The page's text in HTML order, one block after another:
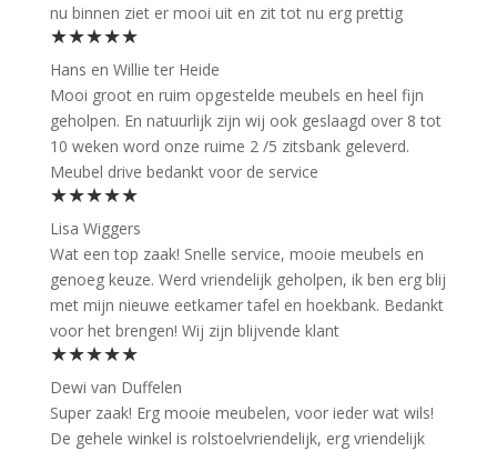
nu binnen ziet er mooi uit en zit tot nu erg prettig
★★★★★
Hans en Willie ter Heide
Mooi groot en ruim opgestelde meubels en heel fijn
geholpen. En natuurlijk zijn wij ook geslaagd over 8 tot
10 weken word onze ruime 2 /5 zitsbank geleverd.
Meubel drive bedankt voor de service
★★★★★
Lisa Wiggers
Wat een top zaak! Snelle service, mooie meubels en
genoeg keuze. Werd vriendelijk geholpen, ik ben erg blij
met mijn nieuwe eetkamer tafel en hoekbank. Bedankt
voor het brengen! Wij zijn blijvende klant
★★★★★
Dewi van Duffelen
Super zaak! Erg mooie meubelen, voor ieder wat wils!
De gehele winkel is rolstoelvriendelijk, erg vriendelijk